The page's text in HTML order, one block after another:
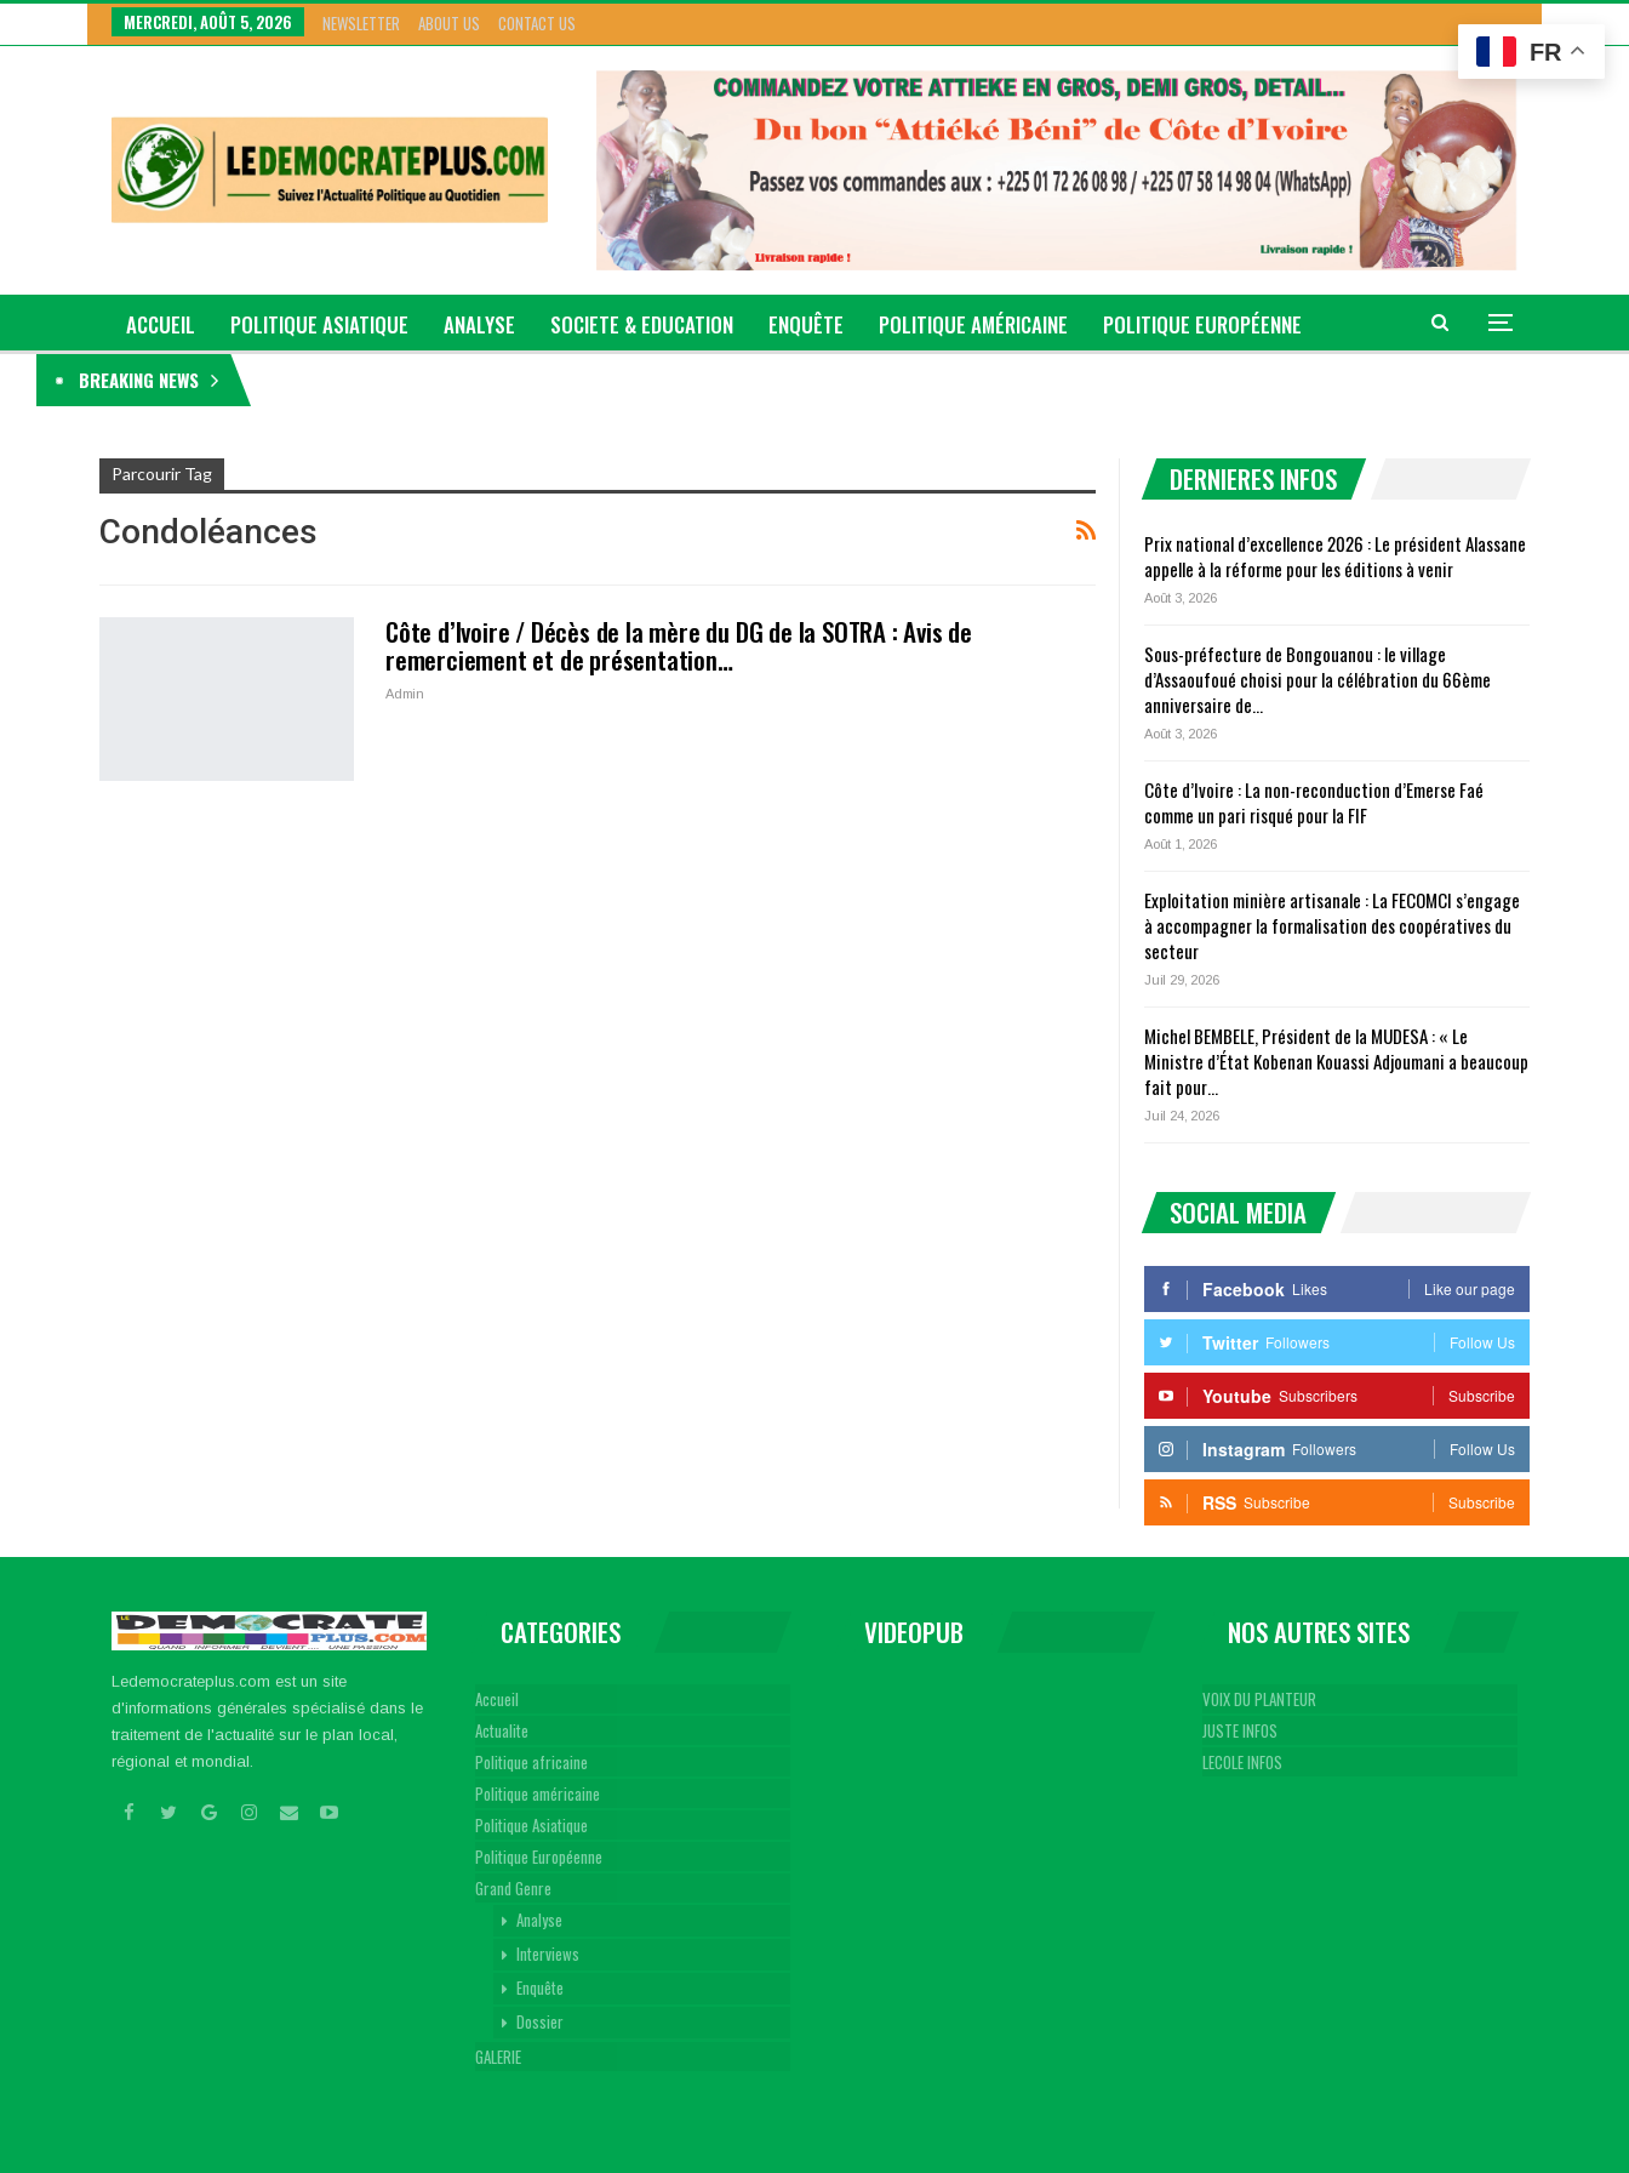
MERCREDI, AOÛT 5, 2026 NEWSLETTER ABOUT US CONTACT US
ACCUEIL POLITIQUE ASIATIQUE ANALYSE SOCIETE & EDUCATION ENQUÊTE POLITIQUE AMÉRICAINE
POLITIQUE EUROPÉENNE
GRAND GENRE
BREAKING NEWS
Parcourir Tag
Condoléances
Côte d’Ivoire / Décès de la mère du DG de la SOTRA : Avis de
remerciement et de présentation…
Admin
DERNIERES INFOS
Prix national d’excellence 2026 : Le président Alassane
appelle à la réforme pour les éditions à venir
Août 3, 2026
Sous-préfecture de Bongouanou : le village
d’Assaoufoué choisi pour la célébration du 66ème
anniversaire de…
Août 3, 2026
Côte d’Ivoire : La non-reconduction d’Emerse Faé
comme un pari risqué pour la FIF
Août 1, 2026
Exploitation minière artisanale : La FECOMCI s’engage
à accompagner la formalisation des coopératives du
secteur
Juil 29, 2026
Michel BEMBELE, Président de la MUDESA : « Le
Ministre d’État Kobenan Kouassi Adjoumani a beaucoup
fait pour…
Juil 24, 2026
SOCIAL MEDIA
Facebook Likes Like our page
Twitter Followers Follow Us
Youtube Subscribers Subscribe
Instagram Followers Follow Us
RSS Subscribe Subscribe
Ledemocrateplus.com est un site
d'informations générales spécialisé dans le
traitement de l'actualité sur le plan local,
régional et mondial.
CATEGORIES
Accueil
Actualite
Politique africaine
Politique américaine
Politique Asiatique
Politique Européenne
Grand Genre
Analyse
Interviews
Enquête
Dossier
GALERIE
VIDEOPUB NOS AUTRES SITES
VOIX DU PLANTEUR
JUSTE INFOS
LECOLE INFOS
FR